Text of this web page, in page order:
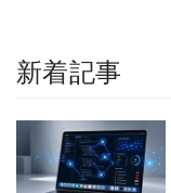
新着記事